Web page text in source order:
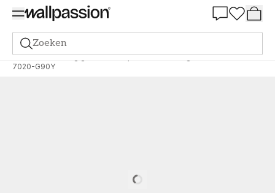
Zoeken
Verf Bestelling gebaseerd op NCS Bestelling door NCS
7020-G90Y